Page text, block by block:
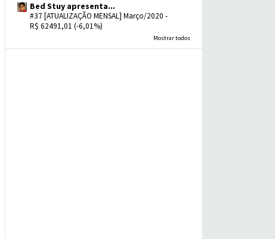
Bed Stuy apresenta...
#37 [ATUALIZAÇÃO MENSAL] Março/2020 -
R$ 62491,01 (-6,01%)
Mostrar todos